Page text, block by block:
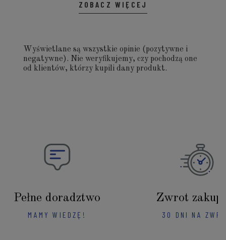
ZOBACZ WIĘCEJ
Wyświetlane są wszystkie opinie (pozytywne i
negatywne). Nie weryfikujemy, czy pochodzą one
od klientów, którzy kupili dany produkt.
Pełne doradztwo
MAMY WIEDZĘ!
Zwrot
30 DNI NA